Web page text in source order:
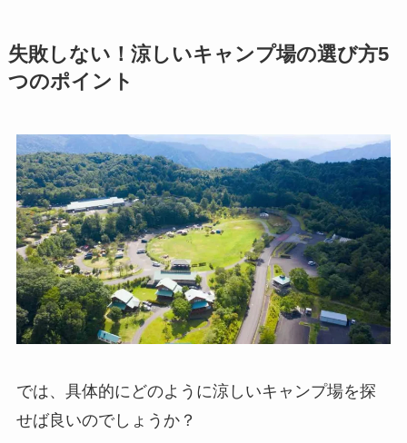
失敗しない！涼しいキャンプ場の選び方5
つのポイント
では、具体的にどのように涼しいキャンプ場を探
せば良いのでしょうか？